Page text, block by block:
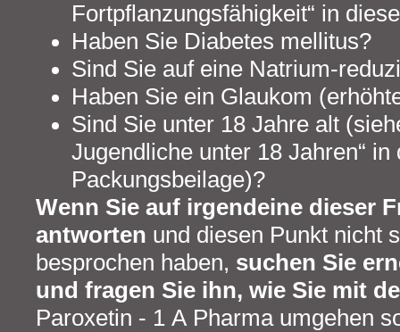
Fortpflanzungsfähigkeit“ in
Haben Sie Diabetes mellitus?
Sind Sie auf eine Natrium-
Haben Sie ein Glaukom
Sind Sie unter 18 Jahre alt
Jugendliche unter 18 Jahren“ in
Packungsbeilage)?
Wenn Sie auf irgendeine dieser
antworten und diesen Punkt nicht
besprochen haben, suchen Sie
und fragen Sie ihn, wie Sie mit
Paroxetin - 1 A Pharma umgehen